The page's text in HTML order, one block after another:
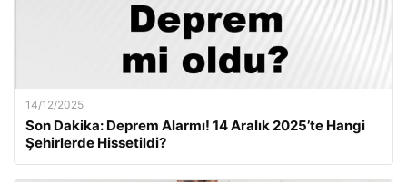
14/12/2025
Son Dakika: Deprem Alarmı! 14 Aralık 2025’te Hangi
Şehirlerde Hissetildi?